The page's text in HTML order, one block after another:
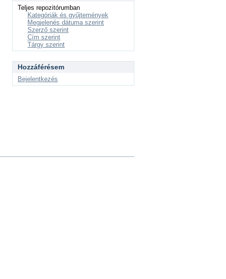
Teljes repozitórumban
Kategóriák és gyűjtemények
Megjelenés dátuma szerint
Szerző szerint
Cím szerint
Tárgy szerint
Hozzáférésem
Bejelentkezés